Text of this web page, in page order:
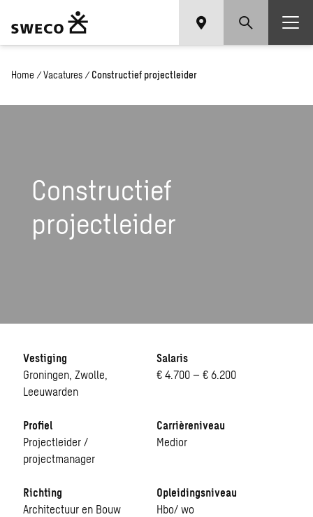
Home / Vacatures / Constructief projectleider
Constructief
projectleider
Vestiging
Groningen, Zwolle,
Leeuwarden
Salaris
€ 4.700 – € 6.200
Profiel
Projectleider /
projectmanager
Carrièreniveau
Medior
Richting
Architectuur en Bouw
Opleidingsniveau
Hbo/ wo